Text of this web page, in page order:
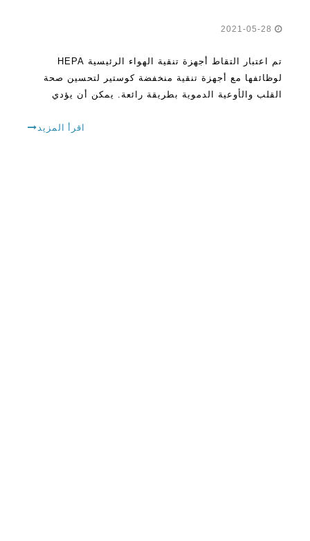
تم اعتبار التقاط أجهزة تنقية الهواء الرئيسية HEPA
لوظائفها مع أجهزة تنقية منخفضة كوستير لتحسين صحة
القلب والأوعية الدموية بطريقة رائعة. يمكن أن يؤدي
والأوعية الدموية ووظائف الجسم الأخرى. مع استخدام
اقرأ المزيد